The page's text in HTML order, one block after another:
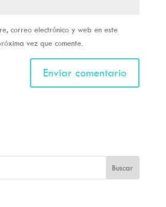
correo electrónico y web en este
vez que comente.